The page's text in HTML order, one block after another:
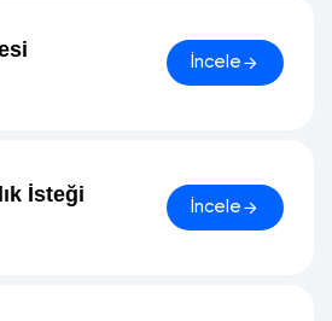
İncele
İsteği
İncele